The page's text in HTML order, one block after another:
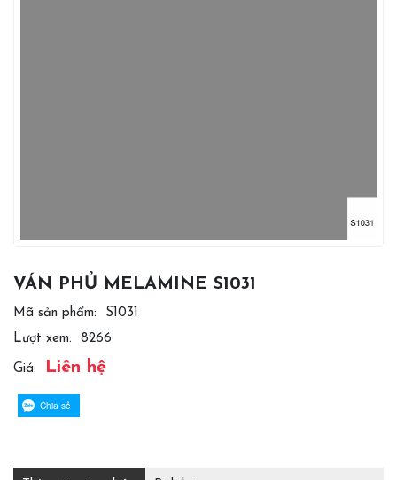
VÁN PHỦ MELAMINE S1031
Mã sản phẩm:
S1031
Lượt xem:
8266
Giá: Liên hệ
Chia sẻ